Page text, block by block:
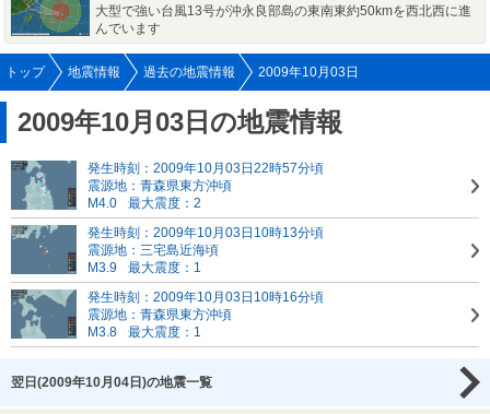
大型で強い台風13号が沖永良部島の東南東約50kmを西北西に進
んでいます
トップ 地震情報 過去の地震情報 2009年10月03日
2009年10月03日の地震情報
発生時刻：2009年10月03日22時57分頃
震源地：青森県東方沖頃
M4.0
最大震度：2
発生時刻：2009年10月03日10時13分頃
震源地：三宅島近海頃
M3.9
最大震度：1
発生時刻：2009年10月03日10時16分頃
震源地：青森県東方沖頃
M3.8
最大震度：1
翌日(2009年10月04日)の地震一覧